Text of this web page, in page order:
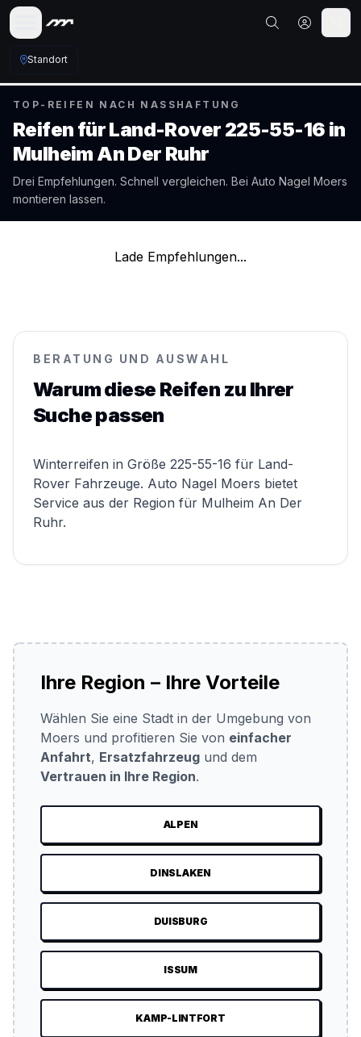
Standort
TOP-REIFEN NACH NASSHAFTUNG
Reifen fürLand-Rover 225-55-16 in
Mulheim An Der Ruhr
Drei Empfehlungen. Schnell vergleichen. Bei Auto Nagel Moers
montieren lassen.
Lade Empfehlungen...
BERATUNG UND AUSWAHL
Warum diese Reifen zu Ihrer
Suche passen
Winterreifen in Größe 225-55-16 für Land-
Rover Fahrzeuge. Auto Nagel Moers bietet
Service aus der Region für Mulheim An Der
Ruhr.
Ihre Region – Ihre Vorteile
Wählen Sie eine Stadt in der Umgebung von
Moers und profitieren Sie von einfacher
Anfahrt, Ersatzfahrzeug und dem
Vertrauen in Ihre Region.
ALPEN
DINSLAKEN
DUISBURG
ISSUM
KAMP-LINTFORT